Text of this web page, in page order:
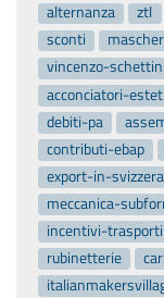
alternanza
ztl
sconti
vincenzo-schettini
acconciatori-
debiti-pa
contributi-ebap
export-in-svizzera
meccanica-
incentivi-trasporti
rubinetterie